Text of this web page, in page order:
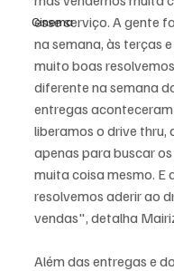
Cinema
esse serviço. A gente
na semana, às terças
muito boas
diferente na semana
entregas
liberamos o drive thru,
apenas para buscar
muita coisa mesmo. E
resolvemos aderir ao
vendas", detalha
Além das entregas e